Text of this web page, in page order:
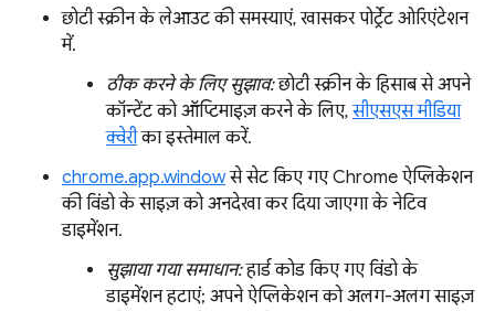
छोटी स्क्रीन के लेआउट की समस्याएं, खासकर पोर्ट्रेट ओरिएंटेशन
में.
ठीक करने के लिए सुझाव:छोटी स्क्रीन के हिसाब से अपने
कॉन्टेंट को ऑप्टिमाइज़ करने के लिए,सीएसएस मीडिया
क्वेरीका इस्तेमाल करें.
chrome.app.windowसे सेट किए गए Chrome ऐप्लिकेशन
की विंडो के साइज़ को अनदेखा कर दिया जाएगा के नेटिव
डाइमेंशन.
सुझाया गया समाधान:हार्ड कोड किए गए विंडो के
डाइमेंशन हटाएं; अपने ऐप्लिकेशन को अलग-अलग साइज़